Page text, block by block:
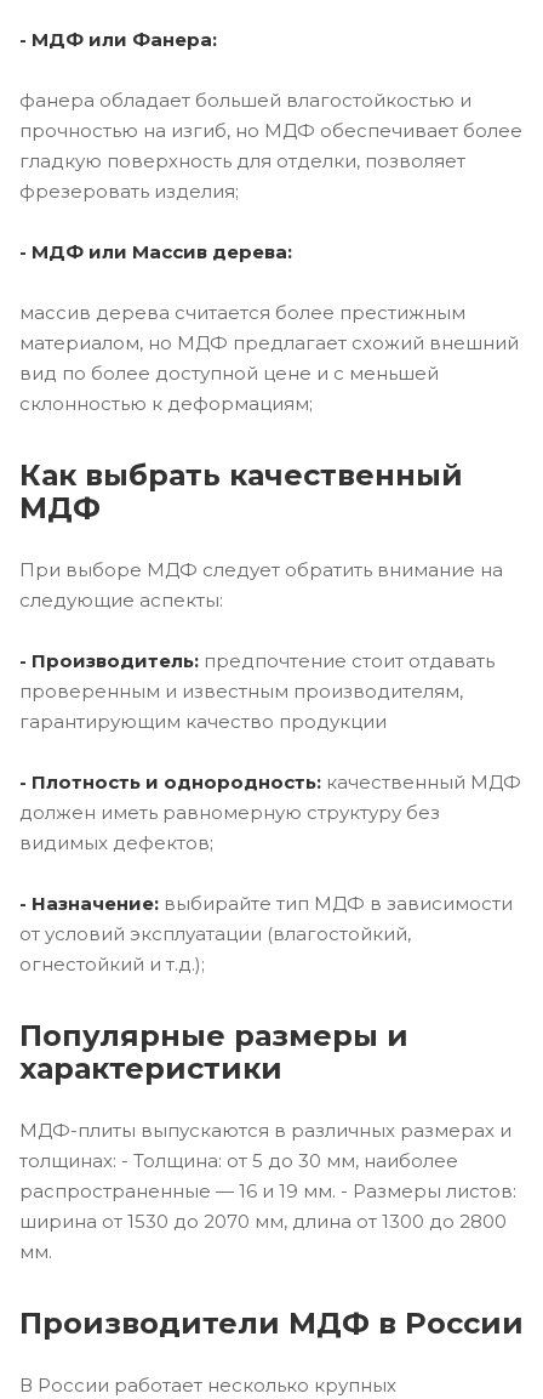
- МДФ или Фанера:
фанера обладает большей влагостойкостью и
прочностью на изгиб, но МДФ обеспечивает более
гладкую поверхность для отделки, позволяет
фрезеровать изделия;
- МДФ или Массив дерева:
массив дерева считается более престижным
материалом, но МДФ предлагает схожий внешний
вид по более доступной цене и с меньшей
склонностью к деформациям;
Как выбрать качественный
МДФ
При выборе МДФ следует обратить внимание на
следующие аспекты:
- Производитель: предпочтение стоит отдавать
проверенным и известным производителям,
гарантирующим качество продукции
- Плотность и однородность: качественный МДФ
должен иметь равномерную структуру без
видимых дефектов;
- Назначение: выбирайте тип МДФ в зависимости
от условий эксплуатации (влагостойкий,
огнестойкий и т.д.);
Популярные размеры и
характеристики
МДФ-плиты выпускаются в различных размерах и
толщинах: - Толщина: от 5 до 30 мм, наиболее
распространенные — 16 и 19 мм. - Размеры листов:
ширина от 1530 до 2070 мм, длина от 1300 до 2800
мм.
Производители МДФ в России
В России работает несколько крупных